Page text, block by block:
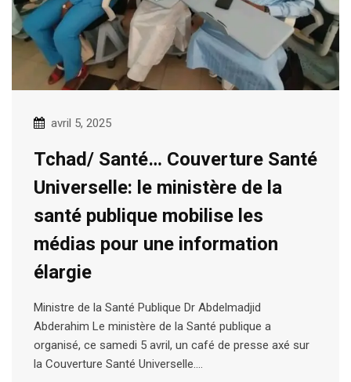
avril 5, 2025
Tchad/ Santé… Couverture Santé
Universelle: le ministère de la
santé publique mobilise les
médias pour une information
élargie
Ministre de la Santé Publique Dr Abdelmadjid
Abderahim Le ministère de la Santé publique a
organisé, ce samedi 5 avril, un café de presse axé sur
la Couverture Santé Universelle.…